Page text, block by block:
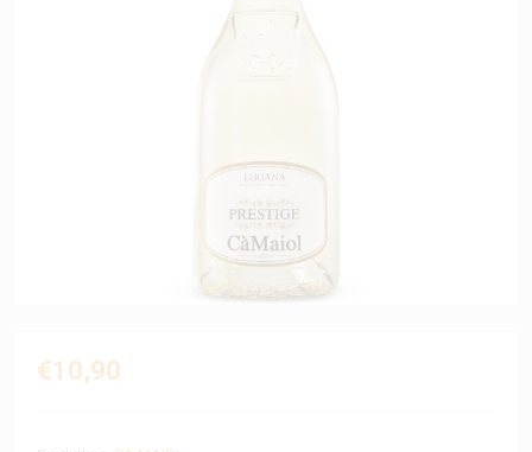
€10,90